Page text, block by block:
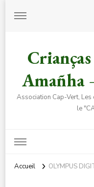
Amañha
Association Cap-Vert, Les
le
Accueil OLYMPUS